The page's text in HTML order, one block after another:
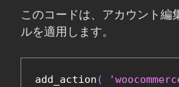
このコードは、アカウント編
ルを適用します。
add_action (